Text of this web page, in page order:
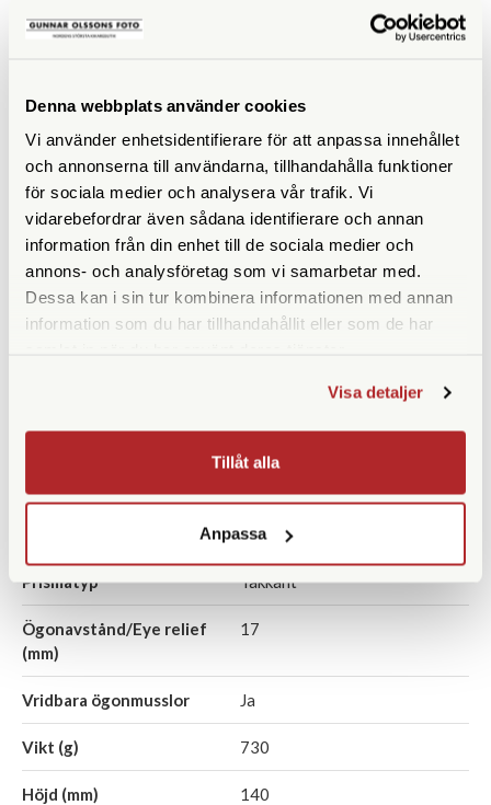
Denna webbplats använder cookies
Vi använder enhetsidentifierare för att anpassa innehållet
och annonserna till användarna, tillhandahålla funktioner
för sociala medier och analysera vår trafik. Vi
vidarebefordrar även sådana identifierare och annan
information från din enhet till de sociala medier och
annons- och analysföretag som vi samarbetar med.
Dessa kan i sin tur kombinera informationen med annan
information som du har tillhandahållit eller som de har
Visa detaljer
Tillåt alla
Anpassa
KÖP LÄS MER
SPECIFIKATIONER
Förstoring 8
Frontlinsdiameter (mm) 42
Utträdespupill (mm) 5,25
Närgräns (m)
Vattentät
Centrumfokus
Prismatyp Takkant
Ögonavstånd/Eye relief
(mm)
17
Vridbara ögonmusslor Ja
Vikt (g) 730
Höjd (mm) 140